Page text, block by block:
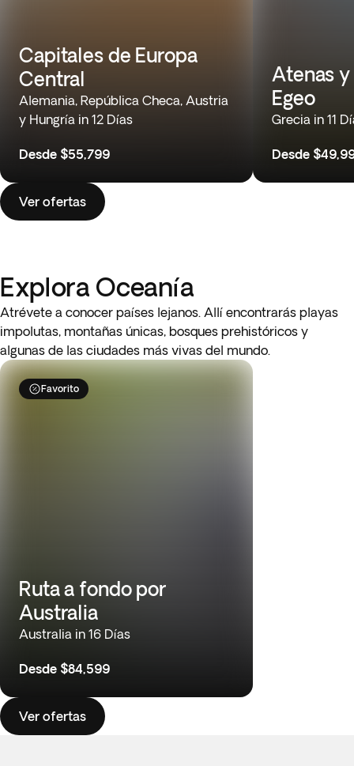
Capitales de Europa
Central
Alemania, República Checa, Austria
y Hungría in 12 Días
Desde $55,799
Atenas y
Egeo
Grecia in 11
Desde
Ver ofertas
Explora Oceanía
Atrévete a conocer países lejanos. Allí encontrarás playas
impolutas, montañas únicas, bosques prehistóricos y
algunas de las ciudades más vivas del mundo.
Favorito
Ruta a fondo por
Australia
Australia in 16 Días
Desde $84,599
Ver ofertas